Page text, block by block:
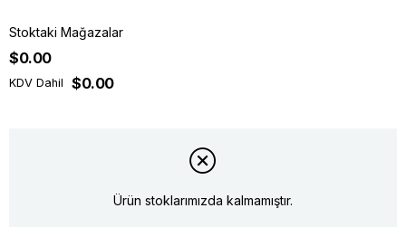
Stoktaki Mağazalar
$0.00
KDV Dahil $0.00
Ürün stoklarımızda kalmamıştır.